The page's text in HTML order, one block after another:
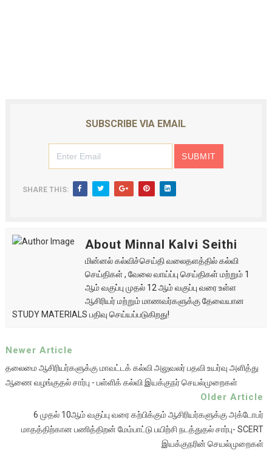
SUBSCRIBE VIA EMAIL
SHARE THIS:
About Minnal Kalvi Seithi
மின்னல் கல்விச்செய்தி வலைதளத்தில் கல்வி
செய்திகள் , வேலை வாய்ப்பு செய்திகள் மற்றும் 1
ஆம் வகுப்பு முதல் 12 ஆம் வகுப்பு வரை உள்ள
ஆசிரியர் மற்றும் மாணவர்களுக்கு தேவையான
STUDY MATERIALS பதிவு செய்யப்படுகிறது!
Newer Article
தலைமை ஆசிரியர்களுக்கு மாவட்டக் கல்வி அலுவலர் பதவி உயர்வு அளித்து
ஆணை வழங்குதல் சார்பு - பள்ளிக் கல்வி இயக்குநர் செயல்முறைகள்
Older Article
6 முதல் 10ஆம் வகுப்பு வரை கற்பிக்கும் ஆசிரியர்களுக்கு அக்டோபர்
மாதத்திற்கான பணித்திறன் மேம்பாட்டு பயிற்சி நடத்துதல் சார்பு- SCERT
இயக்குநரின் செயல்முறைகள்